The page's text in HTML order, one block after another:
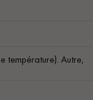
température). Autre,